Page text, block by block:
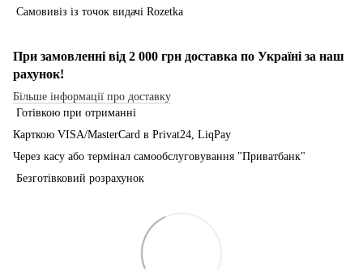
Самовивіз із точок видачі Rozetka
При замовленні від 2 000 грн доставка по Україні за наш
рахунок!
Більше інформації про доставку
Готівкою при отриманні
Карткою VISA/MasterCard в Рrivat24, LiqPay
Через касу або термінал самообслуговування "Приватбанк"
Безготівковий розрахунок